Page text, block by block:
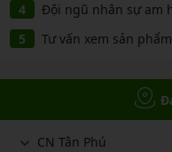
Đội ngũ nhân sự am
Tư vấn xem sản
CN Tân Phú